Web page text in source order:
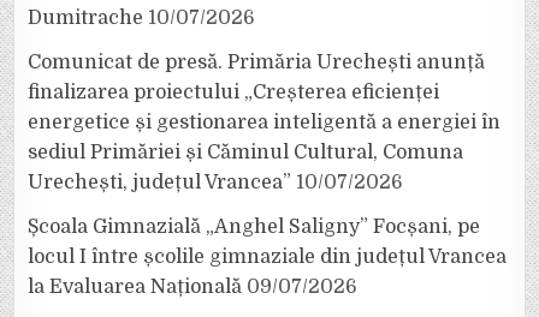
Dumitrache 10/07/2026
Comunicat de presă. Primăria Urechești anunță
finalizarea proiectului „Creșterea eficienței
energetice și gestionarea inteligentă a energiei în
sediul Primăriei și Căminul Cultural, Comuna
Urechești, județul Vrancea” 10/07/2026
Școala Gimnazială „Anghel Saligny” Focșani, pe
locul I între școlile gimnaziale din județul Vrancea
la Evaluarea Națională 09/07/2026